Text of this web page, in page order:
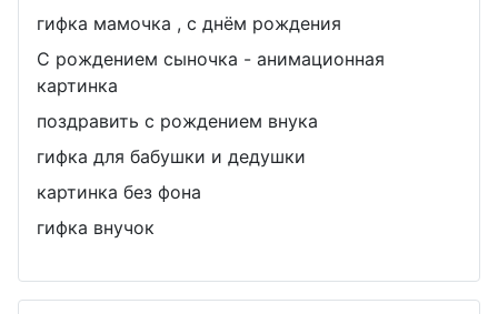
гифка мамочка , с днём рождения
С рождением сыночка - анимационная
картинка
поздравить с рождением внука
гифка для бабушки и дедушки
картинка без фона
гифка внучок